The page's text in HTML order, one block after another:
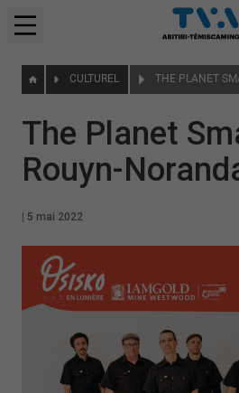
CULTUREL
The Planet
Rouyn-
5 mai 2022